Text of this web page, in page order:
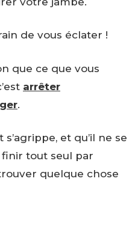
de vous éclater !
que ce que vous
arrêter
.
et qu’il ne se
finir tout seul par
quelque chose